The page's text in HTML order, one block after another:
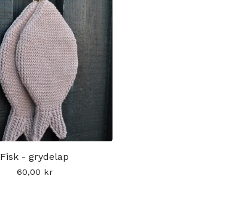
Fisk - grydelap
60,00 kr